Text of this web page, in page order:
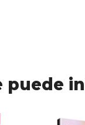
puede